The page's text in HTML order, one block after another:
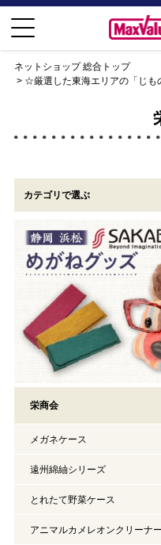
ネットショップ 総合トップ
☆厳選した東海エリアの「じも
カテゴリで選ぶ
栄商会
メガネケース
遠州綿紬シリーズ
とれたて野菜ケース
アニマルカメレオンクリーナー